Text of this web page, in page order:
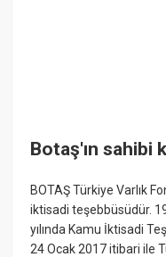
Botaş'ın sahibi
BOTAŞ Türkiye Varlık
iktisadi teşebbüsüdür.
yılında Kamu İktisadi
24 Ocak 2017 itibari ile